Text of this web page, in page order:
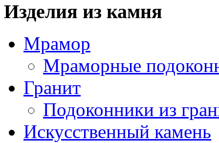
Изделия из камня
Мрамор
Мраморные
Гранит
Подоконники из
Искусственный камень